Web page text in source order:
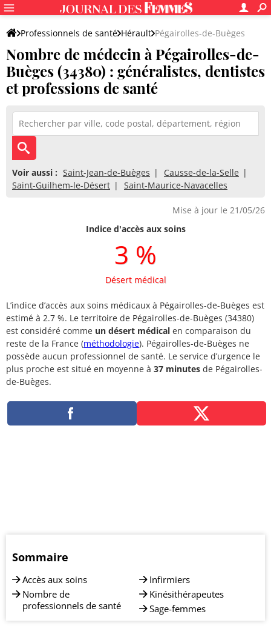
Professionnels de santé Hérault Pégairolles-de-Buèges
Nombre de médecin à Pégairolles-de-
Buèges (34380) : généralistes, dentistes
et professions de santé
Voir aussi : Saint-Jean-de-Buèges
Causse-de-la-Selle
Saint-Guilhem-le-Désert
Saint-Maurice-Navacelles
Mise à jour le 21/05/26
Indice d'accès aux soins
3 %
Désert médical
L’indice d’accès aux soins médicaux à Pégairolles-de-Buèges est
estimé à 2.7 %. Le territoire de Pégairolles-de-Buèges (34380)
est considéré comme un désert médical en comparaison du
reste de la France (méthodologie). Pégairolles-de-Buèges ne
possède aucun professionnel de santé. Le service d’urgence le
plus proche est situé en moyenne à 37 minutes de Pégairolles-
de-Buèges.
Sommaire
Accès aux soins
Nombre de
professionnels de santé
Infirmiers
Kinésithérapeutes
Sage-femmes